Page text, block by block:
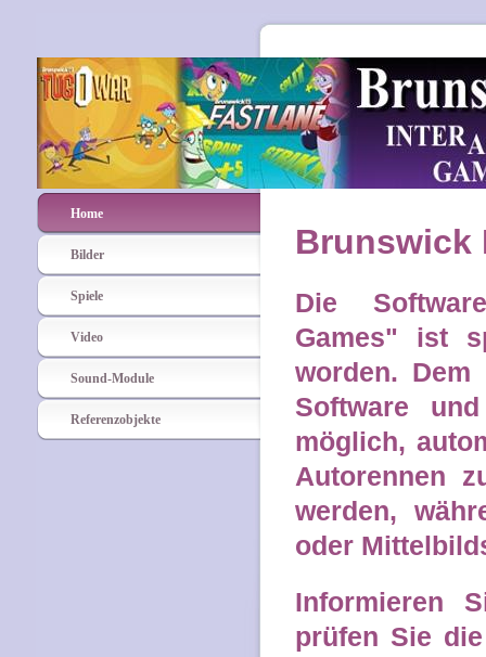
Home
Bilder
Spiele
Video
Sound-Module
Referenzobjekte
Brunswick
Die
Games" ist
worden.
Software
möglich,
Autorennen
werden,
oder
Informieren
prüfen Sie